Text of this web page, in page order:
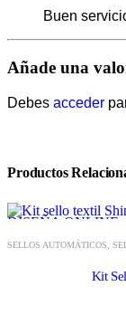
Buen
Añade una
Debes acceder
Productos
DISEÑA ONLINE
SELLOS AUTOMÁTICOS
Kit